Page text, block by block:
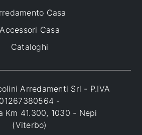
Casa
Accessori Casa
Cataloghi
Arredamenti Srl - P.IVA
01267380564 -
Km 41.300, 1030 - Nepi
(Viterbo)